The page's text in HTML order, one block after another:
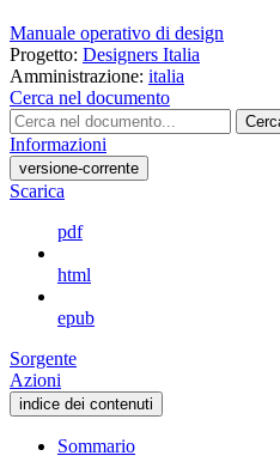
Manuale operativo di design
Progetto: Designers Italia
Amministrazione: italia
Cerca nel documento
Informazioni
versione-corrente
Scarica
pdf
html
epub
Sorgente
Azioni
indice dei contenuti
Sommario